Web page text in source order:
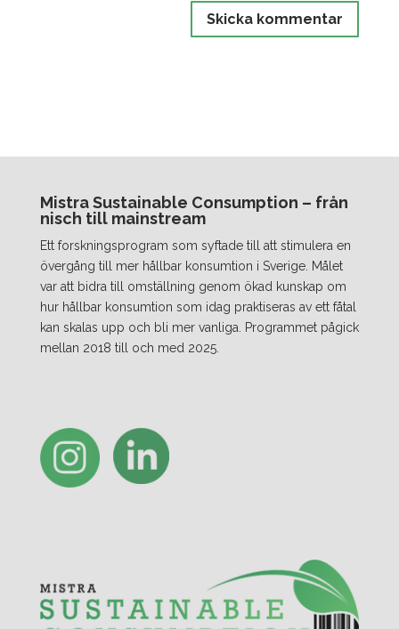
Mistra Sustainable Consumption – från
nisch till mainstream
Ett forskningsprogram som syftade till att stimulera en
övergång till mer hållbar konsumtion i Sverige. Målet
var att bidra till omställning genom ökad kunskap om
hur hållbar konsumtion som idag praktiseras av ett fåtal
kan skalas upp och bli mer vanliga. Programmet pågick
mellan 2018 till och med 2025.